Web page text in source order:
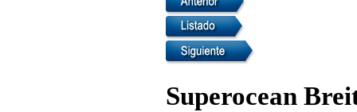
Superocean